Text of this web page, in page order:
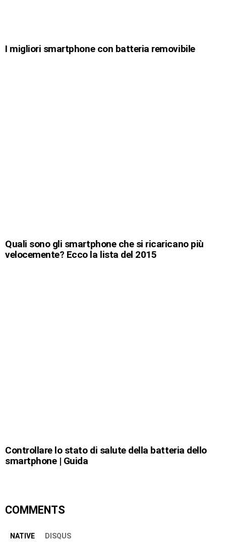
I migliori smartphone con batteria removibile
Quali sono gli smartphone che si ricaricano più
velocemente? Ecco la lista del 2015
Controllare lo stato di salute della batteria dello
smartphone | Guida
COMMENTS
NATIVE DISQUS